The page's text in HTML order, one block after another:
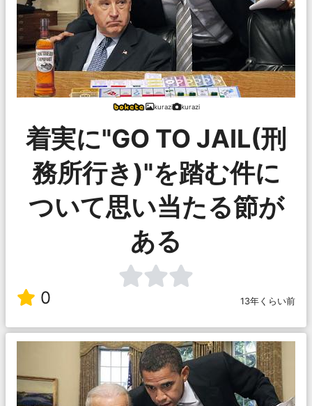
kurazi kurazi
着実に"GO TO JAIL(刑
務所行き)"を踏む件に
ついて思い当たる節が
ある
0 13年くらい前